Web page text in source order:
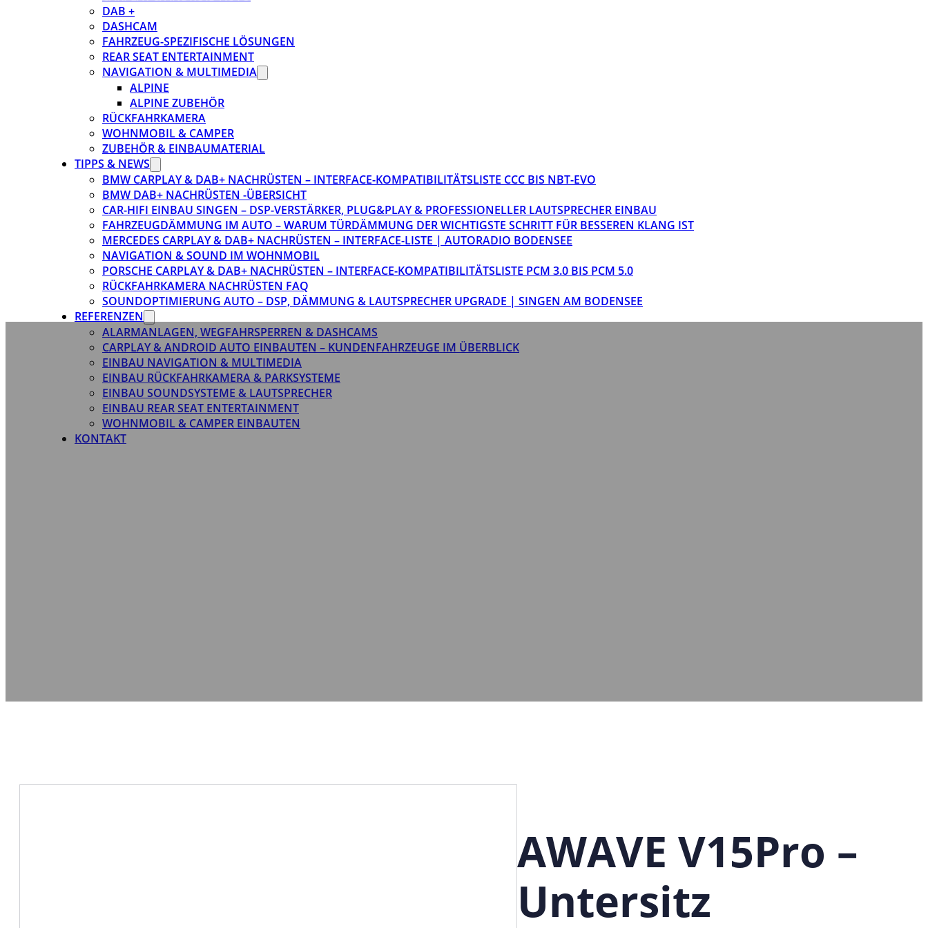
DAB +
DASHCAM
FAHRZEUG-SPEZIFISCHE LÖSUNGEN
REAR SEAT ENTERTAINMENT
NAVIGATION & MULTIMEDIA
ALPINE
ALPINE ZUBEHÖR
RÜCKFAHRKAMERA
WOHNMOBIL & CAMPER
ZUBEHÖR & EINBAUMATERIAL
TIPPS & NEWS
BMW CARPLAY & DAB+ NACHRÜSTEN – INTERFACE-KOMPATIBILITÄTSLISTE CCC BIS NBT-EVO
BMW DAB+ NACHRÜSTEN -ÜBERSICHT
CAR-HIFI EINBAU SINGEN – DSP-VERSTÄRKER, PLUG&PLAY & PROFESSIONELLER LAUTSPRECHER EINBAU
FAHRZEUGDÄMMUNG IM AUTO – WARUM TÜRDÄMMUNG DER WICHTIGSTE SCHRITT FÜR BESSEREN KLANG IST
MERCEDES CARPLAY & DAB+ NACHRÜSTEN – INTERFACE-LISTE | AUTORADIO BODENSEE
NAVIGATION & SOUND IM WOHNMOBIL
PORSCHE CARPLAY & DAB+ NACHRÜSTEN – INTERFACE-KOMPATIBILITÄTSLISTE PCM 3.0 BIS PCM 5.0
RÜCKFAHRKAMERA NACHRÜSTEN FAQ
SOUNDOPTIMIERUNG AUTO – DSP, DÄMMUNG & LAUTSPRECHER UPGRADE | SINGEN AM BODENSEE
REFERENZEN
ALARMANLAGEN, WEGFAHRSPERREN & DASHCAMS
CARPLAY & ANDROID AUTO EINBAUTEN – KUNDENFAHRZEUGE IM ÜBERBLICK
EINBAU NAVIGATION & MULTIMEDIA
EINBAU RÜCKFAHRKAMERA & PARKSYSTEME
EINBAU SOUNDSYSTEME & LAUTSPRECHER
EINBAU REAR SEAT ENTERTAINMENT
WOHNMOBIL & CAMPER EINBAUTEN
KONTAKT
AWAVE V15Pro –
Untersitz